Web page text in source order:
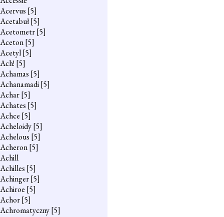
Acervus [5]
Acetabuł[5]
Acetometr[5]
Aceton[5]
Acetyl[5]
Ach! [5]
Achamas [5]
Achanamadi[5]
Achar[5]
Achates [5]
Achce [5]
Acheloidy[5]
Achelous [5]
Acheron[5]
Achill
Achilles [5]
Achinger[5]
Achiroe [5]
Achor[5]
Achromatyczny[5]